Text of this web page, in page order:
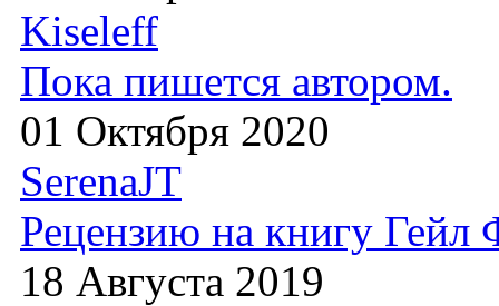
Kiseleff
Пока пишется автором.
01 Октября 2020
SerenaJT
Рецензию на книгу
18 Августа 2019